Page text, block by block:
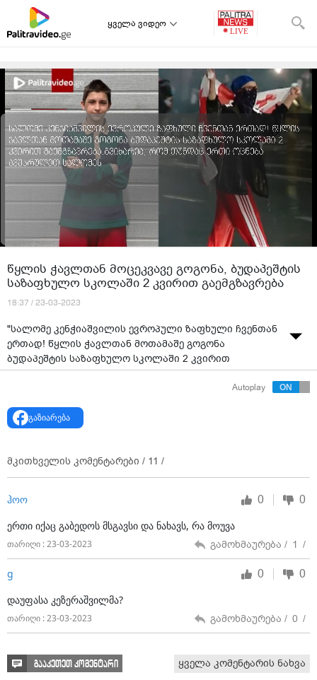
ყველა ვიდეო
წყლის ჭავლთან მოცეკვავე გოგონა, ბუდაპეშტის
საზაფხულო სკოლაში 2 კვირით გაემგზავრება
18:37 / 23-03-2023
"სალომე კენჭიაშვილის ევროპული ზაფხული ჩვენთან
ერთად! წყლის ჭავლთან მოთამაშე გოგონა
ბუდაპეშტის საზაფხულო სკოლაში 2 კვირით
გაემგზავრება.გვიხარია, რომ თუნდაც ერთი ოცნება
ავუსრულეთ სალომეს! " - ამის შესახებ "One World -
Autoplay
გაზიარება
მკითხველის კომენტარები / 11 /
ჰოო 0 0
ერთი იქაც გაბედოს მსგავსი და ნახავს, რა მოუვა
თარიღი : 23-03-2023 გამოხმაურება / 1 /
g 0 0
დაუფასა კეზერაშვილმა?
თარიღი : 23-03-2023 გამოხმაურება / 0 /
გააკეთეთ კომენტარი ყველა კომენტარის ნახვა